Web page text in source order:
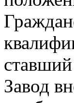
Завод